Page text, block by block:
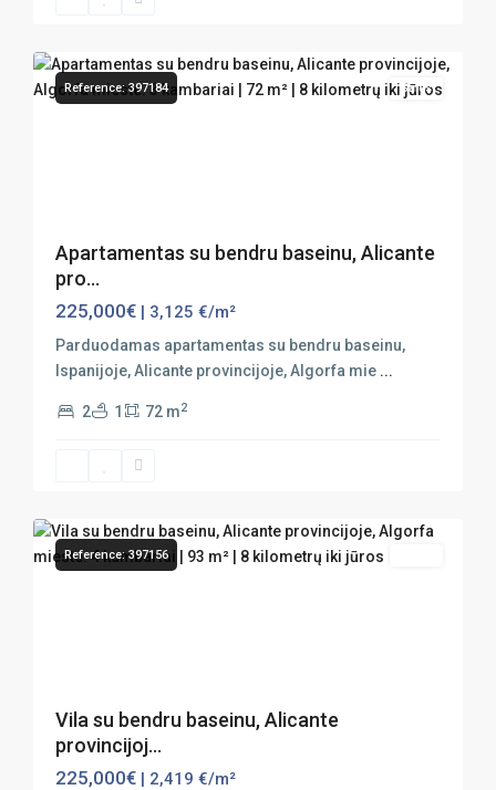
Reference: 397184 Sales
Apartamentas su bendru baseinu, Alicante
pro...
225,000€ | 3,125 €/m²
Parduodamas apartamentas su bendru baseinu,
Ispanijoje, Alicante provincijoje, Algorfa mie ...
2 1 72 m2
Reference: 397156
Vila su bendru baseinu, Alicante
provincijoj...
225,000€ | 2,419 €/m²